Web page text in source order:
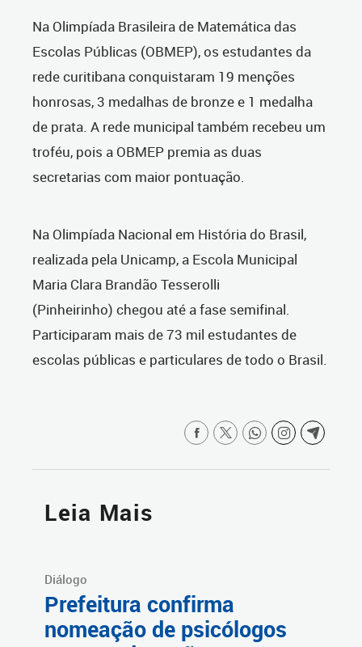
Na Olimpíada Brasileira de Matemática das
Escolas Públicas (OBMEP), os estudantes da
rede curitibana conquistaram 19 menções
honrosas, 3 medalhas de bronze e 1 medalha
de prata. A rede municipal também recebeu um
troféu, pois a OBMEP premia as duas
secretarias com maior pontuação.
Na Olimpíada Nacional em História do Brasil,
realizada pela Unicamp, a Escola Municipal
Maria Clara Brandão Tesserolli
(Pinheirinho) chegou até a fase semifinal.
Participaram mais de 73 mil estudantes de
escolas públicas e particulares de todo o Brasil.
Leia Mais
Diálogo
Prefeitura confirma
nomeação de psicólogos